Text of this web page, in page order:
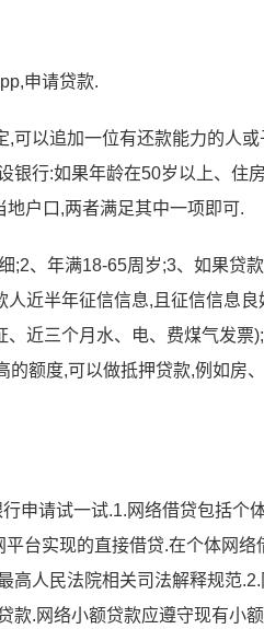
申请贷款.
可以追加一位有还款能力的人或
银行:如果年龄在50岁以上、住
户口,两者满足其中一项即可.
;2、年满18-65周岁;3、如果贷
近半年征信信息,且征信信息良
近三个月水、电、费煤气发票
的额度,可以做抵押贷款,例如房
申请试一试.1.网络借贷包括个
台实现的直接借贷.在个体网络
高人民法院相关司法解释规范
款.网络小额贷款应遵守现有小